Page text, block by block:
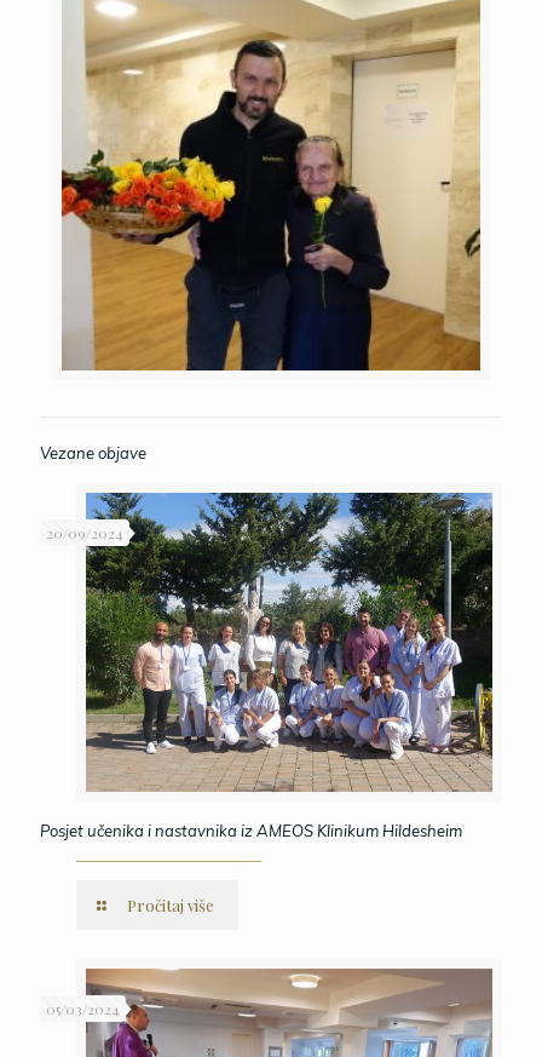
Vezane objave
20/09/2024
Posjet učenika i nastavnika iz AMEOS Klinikum Hildesheim
Pročitaj više
05/03/2024